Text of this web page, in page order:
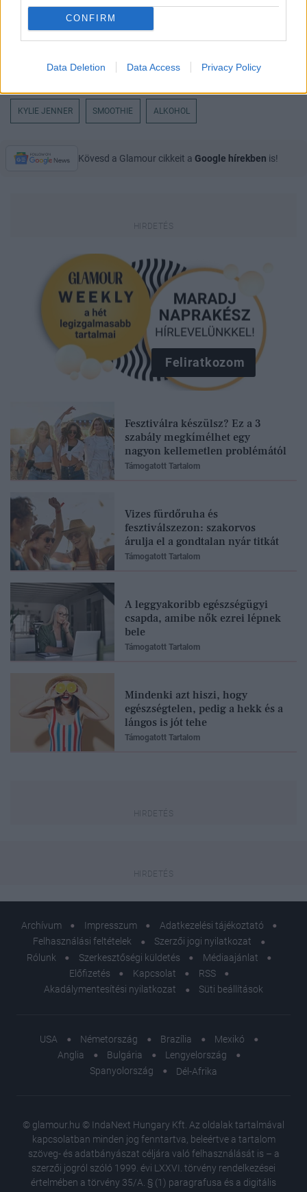
CONFIRM
Data Deletion Data Access Privacy Policy
KYLIE JENNER SMOOTHIE ALKOHOL
Kövesd a Glamour cikkeit a Google hírekben is!
Feliratkozom
Fesztiválra készülsz? Ez a 3
szabály megkímélhet egy
nagyon kellemetlen problémától
Támogatott Tartalom
Vizes fürdőruha és
fesztiválszezon: szakorvos
árulja el a gondtalan nyár titkát
Támogatott Tartalom
A leggyakoribb egészségügyi
csapda, amibe nők ezrei lépnek
bele
Támogatott Tartalom
Mindenki azt hiszi, hogy
egészségtelen, pedig a hekk és a
lángos is jót tehe
Támogatott Tartalom
Archívum Impresszum
Adatkezelési tájékoztató
Felhasználási feltételek
Szerzői jogi nyilatkozat
Rólunk
Szerkesztőségi küldetés
Médiaajánlat
Előfizetés
Kapcsolat
RSS
Akadálymentesítési nyilatkozat
Süti beállítások
USA Németország Brazília
Mexikó
Anglia
Bulgária
Lengyelország
Spanyolország
Dél-Afrika
© glamour.hu © IndaNext Hungary Kft. Az oldalak tartalmával
kapcsolatban minden jog fenntartva, beleértve a tartalom
szöveg- és adatbányászat céljára való felhasználását is – a
szerzői jogról szóló 1999. évi LXXVI. törvény rendelkezései
értelmében a törvény 35/A. § (1) paragrafusa és a digitális